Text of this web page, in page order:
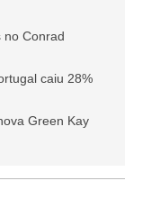
no Conrad
caiu 28%
Green Kay